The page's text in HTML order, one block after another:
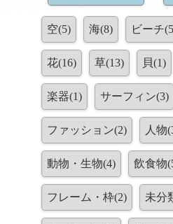
空(5) 海(8) ビーチ
花(16) 草(13) 貝(1)
楽器(1) サーフィン(3)
ファッション(2) 人物
動物・生物(4) 飲食物
フレーム・枠(2) 未分